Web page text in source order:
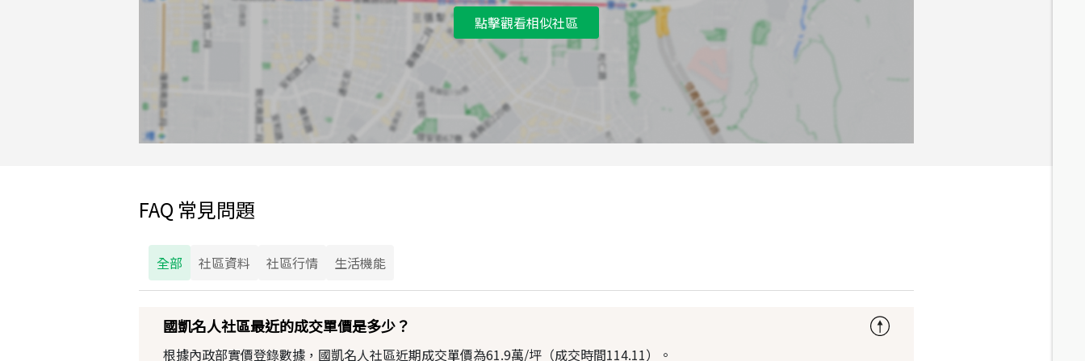
點擊觀看相似社區
FAQ 常見問題
全部 社區資料 社區行情 生活機能
國凱名人社區最近的成交單價是多少？
根據內政部實價登錄數據，國凱名人社區近期成交單價為61.9萬/坪（成交時間114.11）。